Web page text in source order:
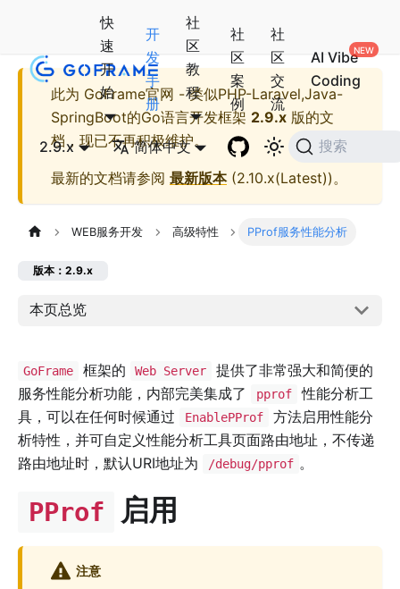
快
速
开
始
开
发
手
册
社
区
教
程
社
区
案
例
社
区
交
流
AI Vibe
Coding
2.9.x 简体中文 搜索
此为 GoFrame官网 - 类似PHP-Laravel,Java-
SpringBoot的Go语言开发框架 2.9.x 版的文
档，现已不再积极维护。
最新的文档请参阅 最新版本(2.10.x(Latest))。
WEB服务开发 高级特性 PProf服务性能分析
版本：2.9.x
本页总览
GoFrame 框架的 Web Server
提供了非常强大和简便的
服务性能分析功能，内部完美集成了
pprof
性能分析工
具，可以在任何时候通过
EnablePProf
方法启用性能分
析特性，并可自定义性能分析工具页面路由地址，不传递
路由地址时，默认URI地址为
/debug/pprof 。
PProf 启用
注意